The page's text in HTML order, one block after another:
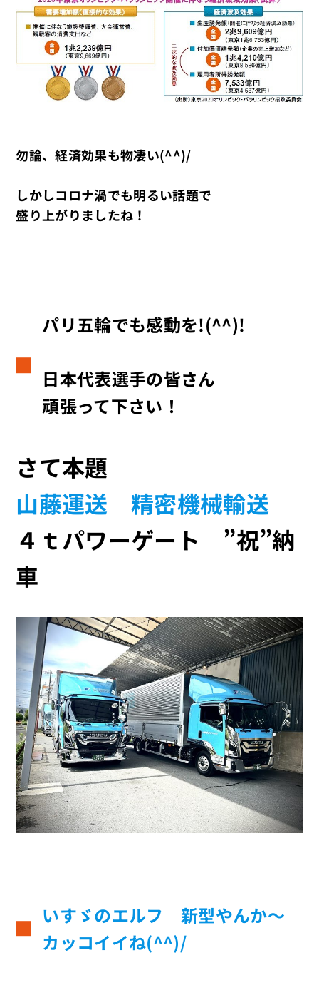
勿論、経済効果も物凄い(^^)/
しかしコロナ渦でも明るい話題で
盛り上がりましたね！
パリ五輪でも感動を!(^^)!
日本代表選手の皆さん
頑張って下さい！
さて本題
山藤運送 精密機械輸送
４ｔパワーゲート ”祝”納
車
いすゞのエルフ 新型やんか～
カッコイイね(^^)/